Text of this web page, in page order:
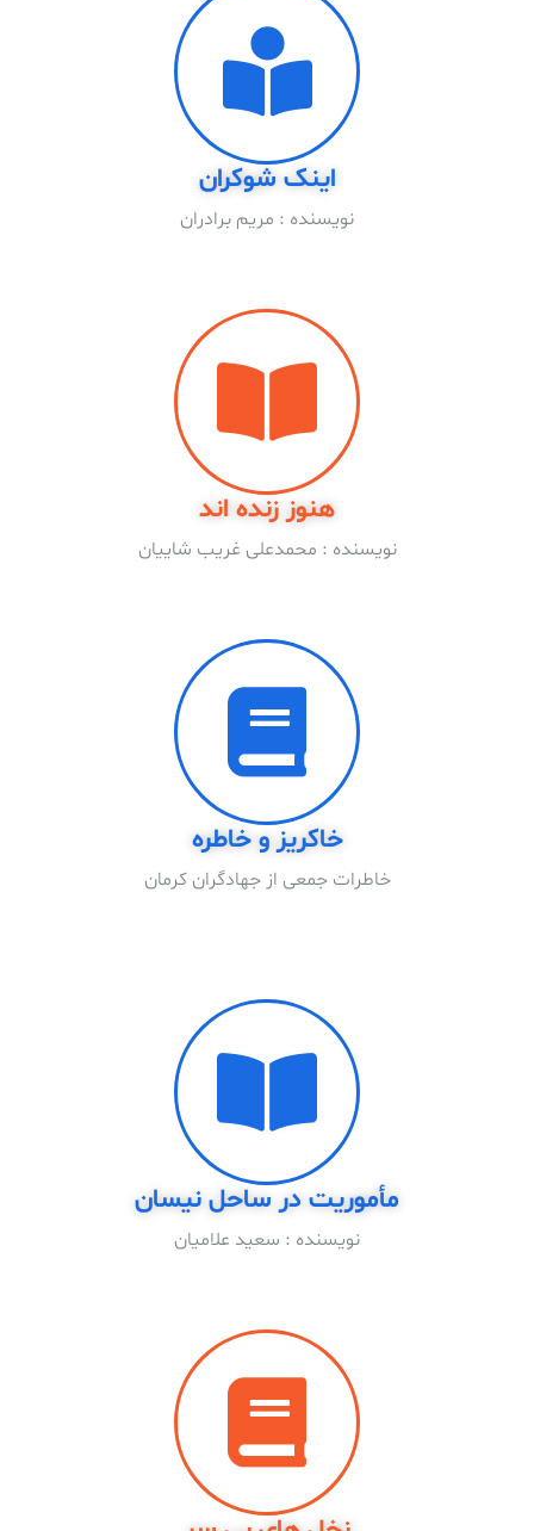
اینک شوکران
نویسنده : مریم برادران
هنوز زنده اند
نویسنده : محمدعلی غریب شاییان
خاکریز و خاطره
خاطرات جمعی از جهادگران کرمان
مأموریت در ساحل نیسان
نویسنده : سعید علامیان